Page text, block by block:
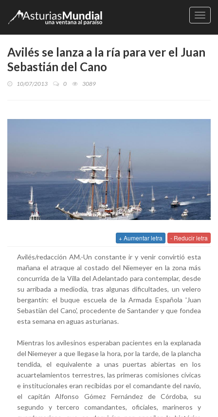
Avilés se lanza a la ría para ver el Juan
Sebastián del Cano
10/07/2013 0 3089
+ Aumentar letra - Reducir letra
Avilés/redacción AM.-Un constante ir y venir convirtió esta
mañana el atraque al costado del Niemeyer en la zona más
concurrida de la Villa del Adelantado para contemplar, desde
su arribada a mediodía, tras algunas dificultades, un velero
bergantín: el buque escuela de la Armada Española 'Juan
Sebastiàn del Cano', procedente de Santander y que fondea
esta semana en aguas asturianas.
Mientras los avilesinos esperaban pacientes en la explanada
del Niemeyer a que llegase la hora, por la tarde, de la plancha
tendida, el equivalente a unas puertas abiertas en los
acuartelamientos terrestres, las primeras comisiones cívicas
e institucionales eran recibidas por el comandante del navío,
el capitán Alfonso Gómez Fernández de Córdoba, su
segundo y tercero comandantes, oficiales, marineros y